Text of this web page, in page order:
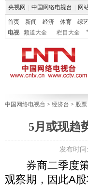
央视网 中国网络电视台 网
首页 新闻 经济 体育 综
电视
频道大全 栏目大全
中国网络电视台 > 经济台 > 股票
5月或现趋
发布时
券商二季度策
观察期，因此A